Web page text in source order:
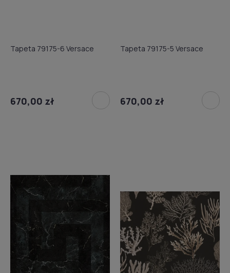
Tapeta 79175-6 Versace
670,00 zł
Tapeta 79175-5 Versace
670,00 zł